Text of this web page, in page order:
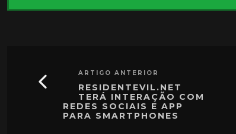
ARTIGO ANTERIOR
RESIDENTEVIL.NET
TERÁ INTERAÇÃO COM
REDES SOCIAIS E APP
PARA SMARTPHONES